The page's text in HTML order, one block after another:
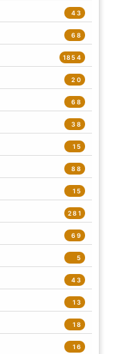
43
68
1854
20
68
38
15
88
15
281
69
5
43
13
18
16